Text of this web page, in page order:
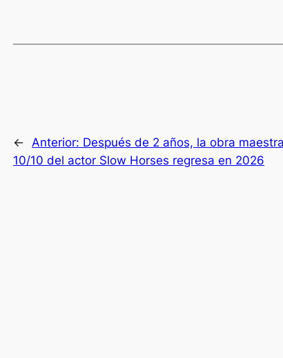
← Anterior: Después de 2 años, la obra
10/10 del actor Slow Horses regresa en 2026